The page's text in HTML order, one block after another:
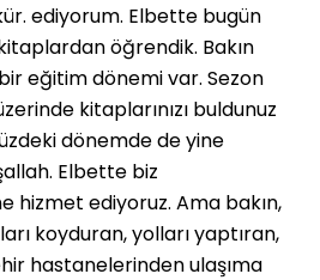
ediyorum. Elbette bugün
öğrendik. Bakın
eğitim dönemi var. Sezon
kitaplarınızı buldunuz
dönemde de yine
Elbette biz
hizmet ediyoruz. Ama bakın,
koyduran, yolları yaptıran,
hastanelerinden ulaşıma